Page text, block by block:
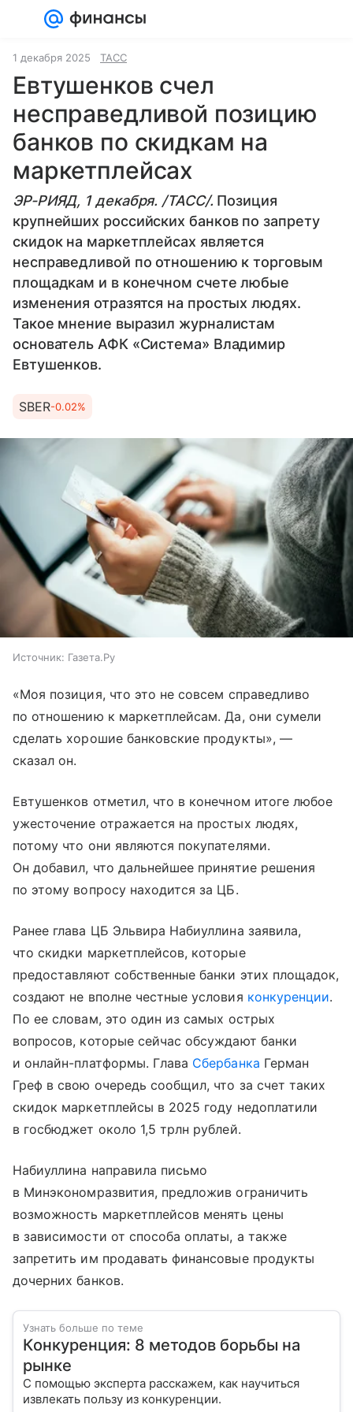
1 декабря 2025 ТАСС
Евтушенков счел
несправедливой позицию
банков по скидкам на
маркетплейсах
ЭР-РИЯД, 1 декабря. /ТАСС/. Позиция
крупнейших российских банков по запрету
скидок на маркетплейсах является
несправедливой по отношению к торговым
площадкам и в конечном счете любые
изменения отразятся на простых людях.
Такое мнение выразил журналистам
основатель АФК «Система» Владимир
Евтушенков.
SBER-0.02%
Источник: Газета.Ру
«Моя позиция, что это не совсем справедливо
по отношению к маркетплейсам. Да, они сумели
сделать хорошие банковские продукты», —
сказал он.
Евтушенков отметил, что в конечном итоге любое
ужесточение отражается на простых людях,
потому что они являются покупателями.
Он добавил, что дальнейшее принятие решения
по этому вопросу находится за ЦБ.
Ранее глава ЦБ Эльвира Набиуллина заявила,
что скидки маркетплейсов, которые
предоставляют собственные банки этих площадок,
создают не вполне честные условия конкуренции.
По ее словам, это один из самых острых
вопросов, которые сейчас обсуждают банки
и онлайн-платформы. Глава Сбербанка Герман
Греф в свою очередь сообщил, что за счет таких
скидок маркетплейсы в 2025 году недоплатили
в госбюджет около 1,5 трлн рублей.
Набиуллина направила письмо
в Минэкономразвития, предложив ограничить
возможность маркетплейсов менять цены
в зависимости от способа оплаты, а также
запретить им продавать финансовые продукты
дочерних банков.
Узнать больше по теме
Конкуренция: 8 методов борьбы на
рынке
С помощью эксперта расскажем, как научиться